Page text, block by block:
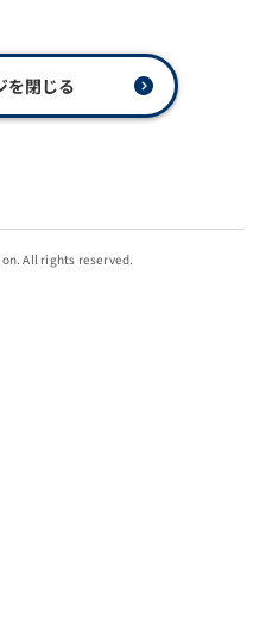
を閉じる
All rights reserved.